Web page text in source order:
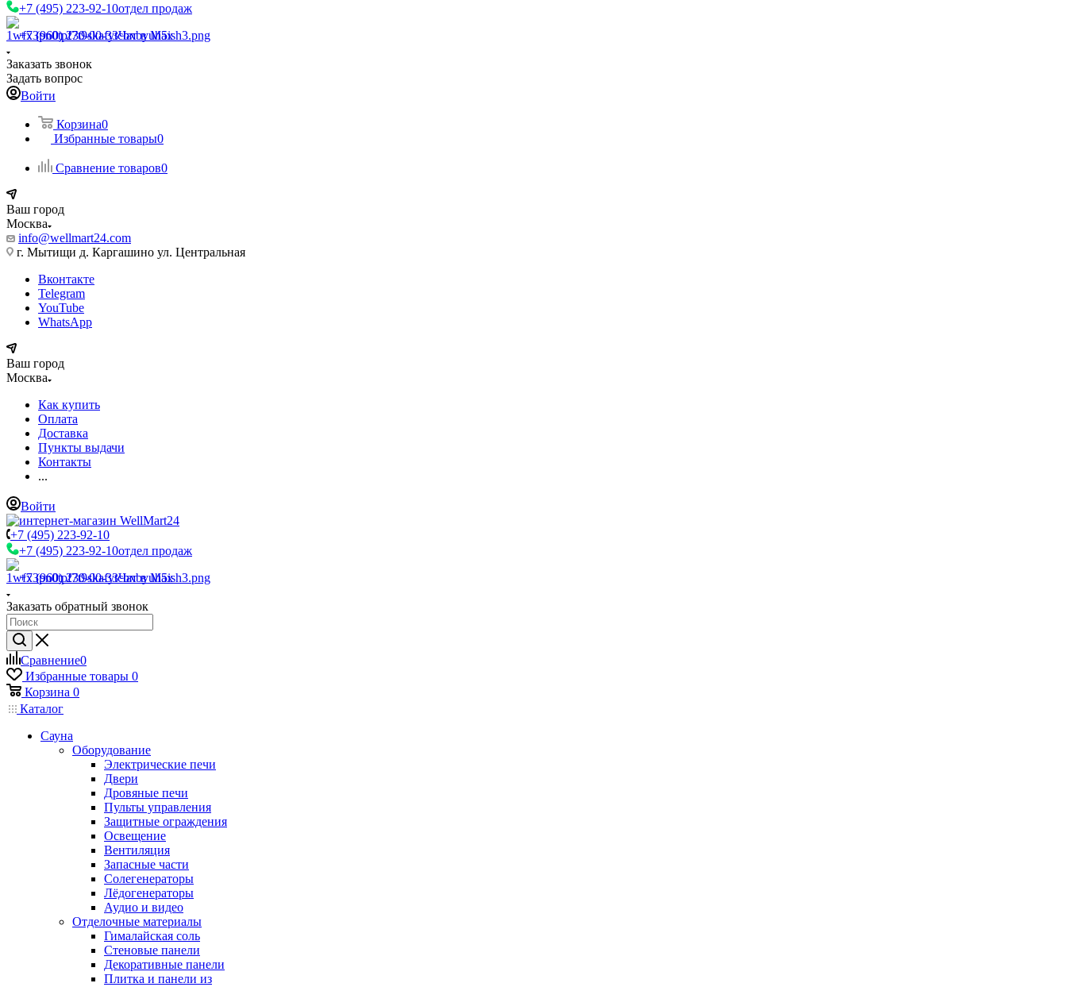
+7 (495) 223-92-10отдел продаж
+7 (960) 230-00-33Чат в Max
Заказать звонок
Задать вопрос
Войти
Корзина0
Избранные товары0
Сравнение товаров0
Ваш город
Москва
info@wellmart24.com
г. Мытищи д. Каргашино ул. Центральная
Вконтакте
Telegram
YouTube
WhatsApp
Ваш город
Москва
Как купить
Оплата
Доставка
Пункты выдачи
Контакты
...
Войти
+7 (495) 223-92-10
+7 (495) 223-92-10отдел продаж
+7 (960) 230-00-33Чат в Max
Заказать обратный звонок
Сравнение0
Избранные товары 0
Корзина 0
Каталог
Сауна
Оборудование
Электрические печи
Двери
Дровяные печи
Пульты управления
Защитные ограждения
Освещение
Вентиляция
Запасные части
Солегенераторы
Лёдогенераторы
Аудио и видео
Отделочные материалы
Гималайская соль
Стеновые панели
Декоративные панели
Плитка и панели из